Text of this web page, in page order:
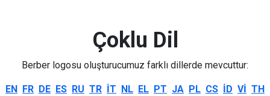
Çoklu Dil
Berber logosu oluşturucumuz farklı dillerde mevcuttur:
EN FR DE ES RU TR IT NL EL PT JA PL CS ID VI TH